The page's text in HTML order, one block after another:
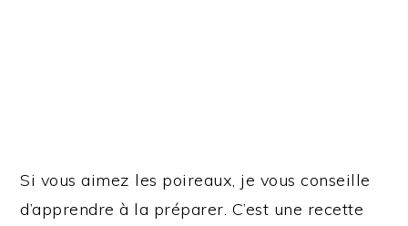
Si vous aimez les poireaux, je vous conseille
d’apprendre à la préparer. C’est une recette